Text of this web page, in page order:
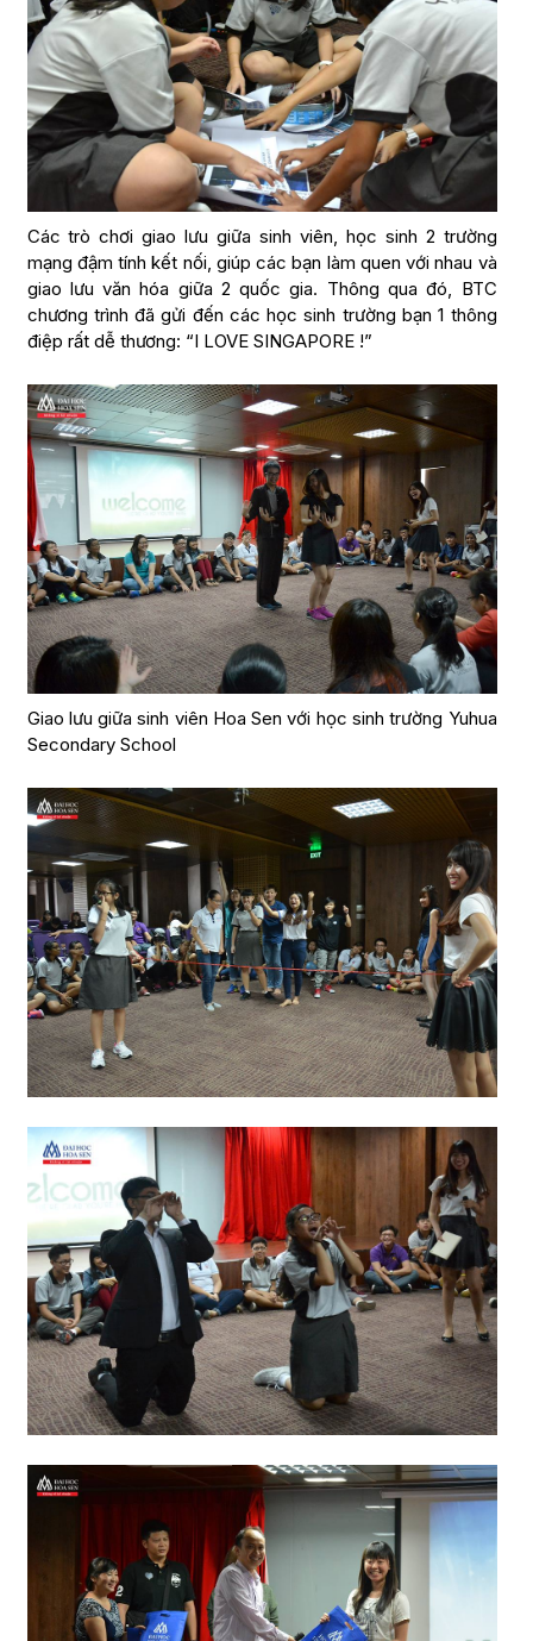
Các trò chơi giao lưu giữa sinh viên, học sinh 2 trường
mạng đậm tính kết nối, giúp các bạn làm quen với nhau và
giao lưu văn hóa giữa 2 quốc gia. Thông qua đó, BTC
chương trình đã gửi đến các học sinh trường bạn 1 thông
điệp rất dễ thương: “I LOVE SINGAPORE !”
Giao lưu giữa sinh viên Hoa Sen với học sinh trường Yuhua
Secondary School